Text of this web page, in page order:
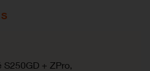
+ ZPro,